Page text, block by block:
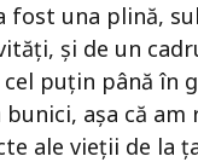
fost una plină,
și de un
puțin până în
așa că am
ale vieții de la